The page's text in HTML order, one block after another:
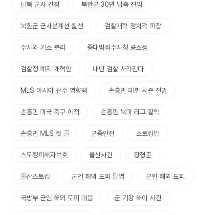
남북 군사 긴장 북한군 30면 남측 진입
북한군 군사분계선 월선 검찰개혁 정치적 파장
수사와 기소 분리 중대범죄수사청 공소청
검찰청 폐지 개혁안 내년 검찰 사라진다
MLS 아시아 선수 영향력 손흥민 데뷔 시즌 전망
손흥민 미국 축구 이적 손흥민 북미 리그 활약
손흥민 MLS 첫 골 군중안전 스토킹법
스토킹피해자보호 울산사건 장형준
울산스토킹 군인 해외 도피 탈영 군인 해외 도피
국방부 군인 해외 도피 대응 군 기강 해이 사건